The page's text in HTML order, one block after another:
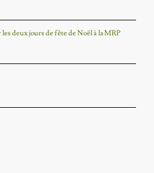
deux jours de fête de Noël à la MRP